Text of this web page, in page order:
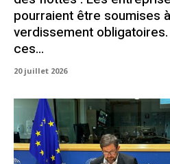
pourraient être soumises
verdissement
ces...
20 juillet 2026